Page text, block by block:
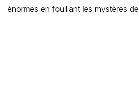
énormes en fouillant les mystères